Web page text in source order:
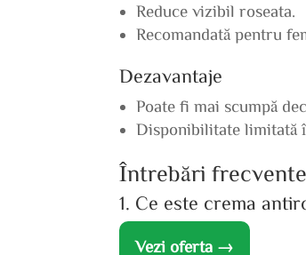
Reduce vizibil roseata.
Recomandată pentru
Dezavantaje
Poate fi mai scumpă
Disponibilitate limitată
Întrebări frecvente
1. Ce este crema
Vezi oferta →